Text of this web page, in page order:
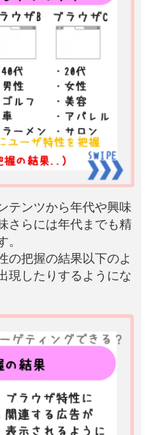
テンツから年代や興味
さらには年代までも精
。
の把握の結果以下のよ
現したりするようにな